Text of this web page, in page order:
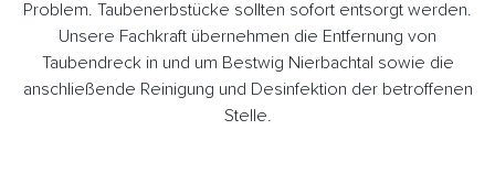
Problem. Taubenerbstücke sollten sofort entsorgt werden.
Unsere Fachkraft übernehmen die Entfernung von
Taubendreck in und um Bestwig Nierbachtal sowie die
anschließende Reinigung und Desinfektion der betroffenen
Stelle.